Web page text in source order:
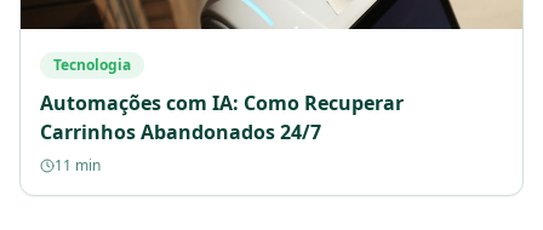
Tecnologia
Automações com IA: Como Recuperar
Carrinhos Abandonados 24/7
11 min